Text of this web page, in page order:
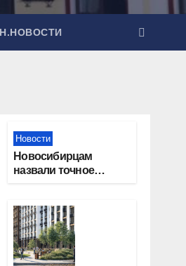
Новости
Новосибирцам
назвали точное
праздники в 2027
году